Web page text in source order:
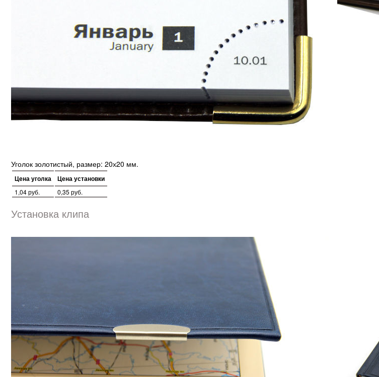
Уголок золотистый, размер: 20х20 мм.
Цена уголка Цена установки
1,04 руб. 0,35 руб.
Установка клипа